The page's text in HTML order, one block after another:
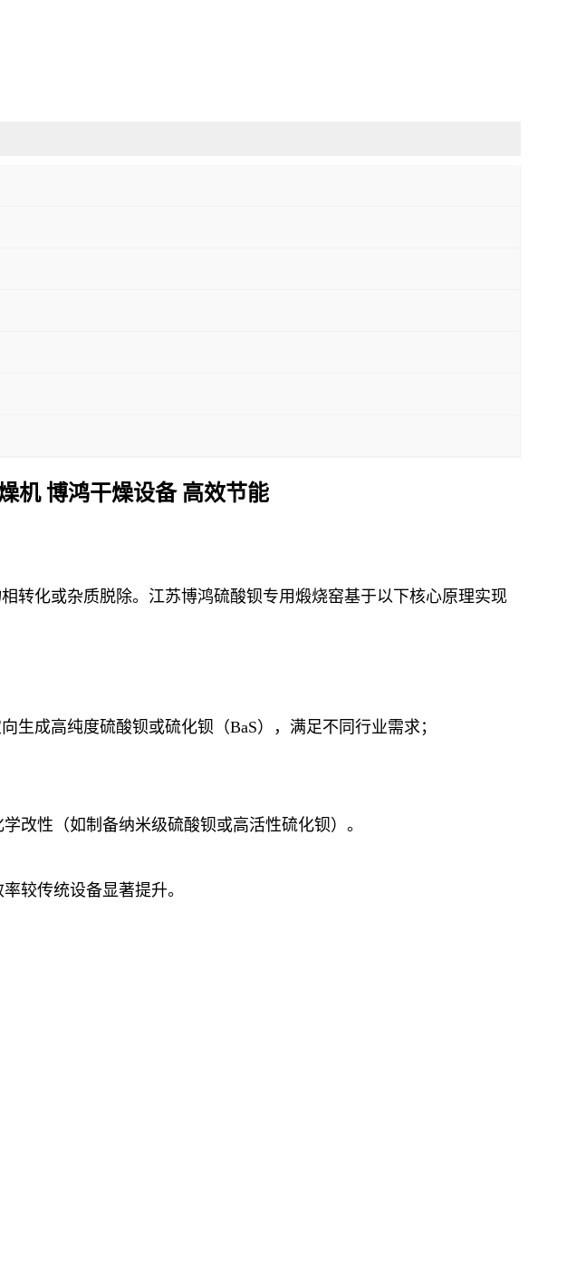
机 博鸿干燥设备 高效节能
转化或杂质脱除。江苏博鸿硫酸钡专用煅烧窑基于以下核心原理实现
成高纯度硫酸钡或硫化钡（BaS），满足不同行业需求；
改性（如制备纳米级硫酸钡或高活性硫化钡）。
较传统设备显著提升。